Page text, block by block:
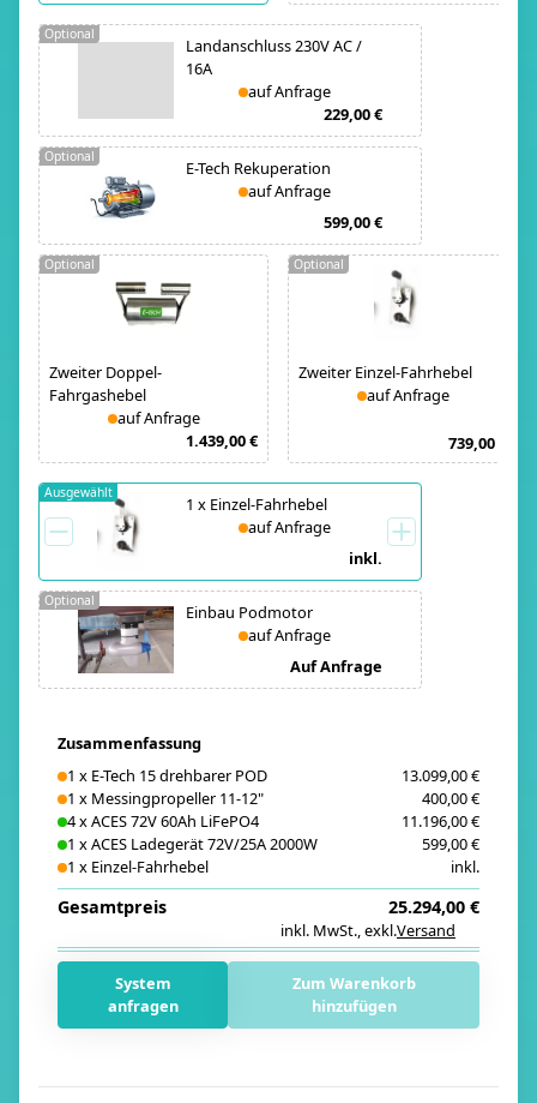
Landanschluss 230V AC /
16A
auf Anfrage
229,00 €
Optional
E-Tech Rekuperation
auf Anfrage
599,00 €
Optional
Zweiter Doppel-
Fahrgashebel
auf Anfrage
1.439,00 €
Optional
Zweiter Einzel-Fahrhebel
auf Anfrage
739,00 €
Optional
1 x Einzel-Fahrhebel
auf Anfrage
inkl.
Ausgewählt
Einbau Podmotor
auf Anfrage
Auf Anfrage
Optional
Zusammenfassung
1 x E-Tech 15 drehbarer POD
13.099,00 €
1 x Messingpropeller 11-12"
400,00 €
4xACES 72V 60Ah LiFePO4
11.196,00 €
1 xACES Ladegerät 72V/25A 2000W
599,00 €
1 x Einzel-Fahrhebel inkl.
Gesamtpreis
inkl. MwSt.,exkl.Versand
25.294,00 €
System
anfragen
Zum Warenkorb
hinzufügen